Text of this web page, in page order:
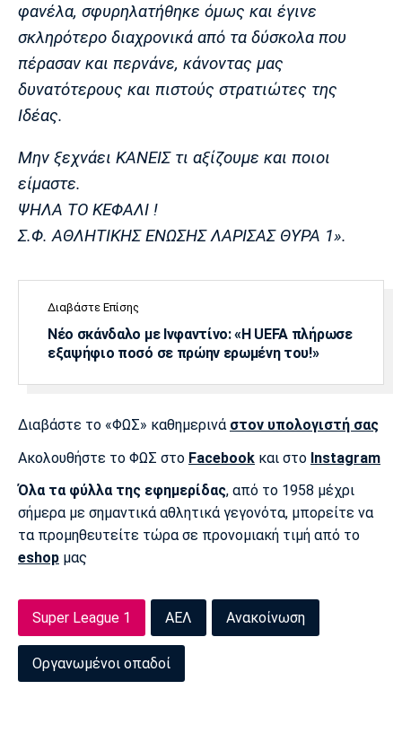
φανέλα, σφυρηλατήθηκε όμως και έγινε
σκληρότερο διαχρονικά από τα δύσκολα που
πέρασαν και περνάνε, κάνοντας μας
δυνατότερους και πιστούς στρατιώτες της
Ιδέας.
Μην ξεχνάει ΚΑΝΕΙΣ τι αξίζουμε και ποιοι
είμαστε.
ΨΗΛΑ ΤΟ ΚΕΦΑΛΙ !
Σ.Φ. ΑΘΛΗΤΙΚΗΣ ΕΝΩΣΗΣ ΛΑΡΙΣΑΣ ΘΥΡΑ 1».
Διαβάστε Επίσης
Νέο σκάνδαλο με Ινφαντίνο: «Η UEFA πλήρωσε
εξαψήφιο ποσό σε πρώην ερωμένη του!»
Διαβάστε το «ΦΩΣ» καθημερινά στον υπολογιστή σας
Ακολουθήστε το ΦΩΣ στο Facebook και στο Instagram
Όλα τα φύλλα της εφημερίδας, από το 1958 μέχρι
σήμερα με σημαντικά αθλητικά γεγονότα, μπορείτε να
τα προμηθευτείτε τώρα σε προνομιακή τιμή από το
eshop μας
Super League 1 ΑΕΛ Ανακοίνωση
Οργανωμένοι οπαδοί